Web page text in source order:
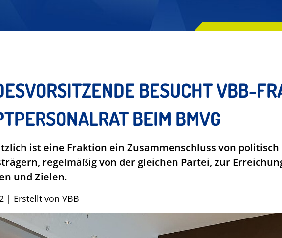
BESUCHT VBB-
BEIM BMVG
ist eine Fraktion ein Zusammenschluss von
regelmäßig von der gleichen Partei, zur
und Zielen.
| Erstellt von VBB